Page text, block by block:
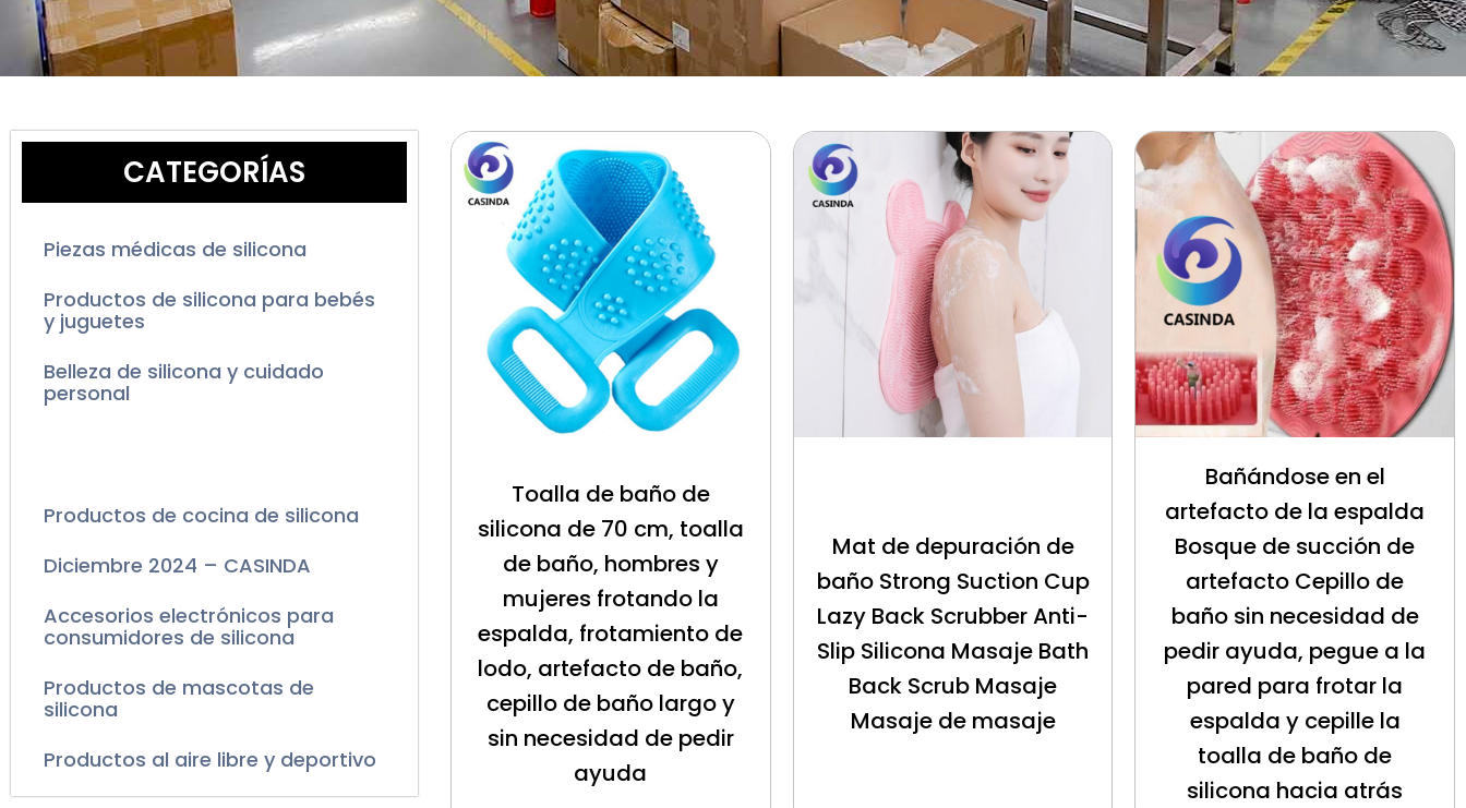
CATEGORÍAS
Piezas médicas de silicona
Productos de silicona para bebés
y juguetes
Belleza de silicona y cuidado
personal
Productos de cocina de silicona
Diciembre 2024 – CASINDA
Accesorios electrónicos para
consumidores de silicona
Productos de mascotas de
silicona
Productos al aire libre y deportivo
Toalla de baño de
silicona de 70 cm, toalla
de baño, hombres y
mujeres frotando la
espalda, frotamiento de
lodo, artefacto de baño,
cepillo de baño largo y
sin necesidad de pedir
ayuda
Mat de depuración de
baño Strong Suction Cup
Lazy Back Scrubber Anti-
Slip Silicona Masaje Bath
Back Scrub Masaje
Masaje de masaje
Bañándose en el
artefacto de la espalda
Bosque de succión de
artefacto Cepillo de
baño sin necesidad de
pedir ayuda, pegue a la
pared para frotar la
espalda y cepille la
toalla de baño de
silicona hacia atrás